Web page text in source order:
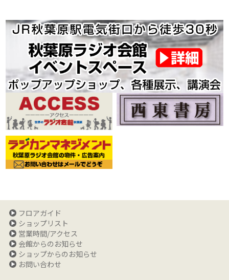
フロアガイド
ショップリスト
営業時間/アクセス
会館からのお知らせ
ショップからのお知らせ
お問い合わせ